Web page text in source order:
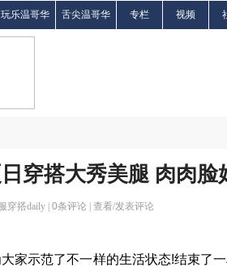
玩乐温哥华 舌尖温哥华 专栏 视频
穿搭大秀美腿 肉肉脸
穿搭daily | 0条评论 | 查看/发表评论
家示范了不一样的生活状态!结束了